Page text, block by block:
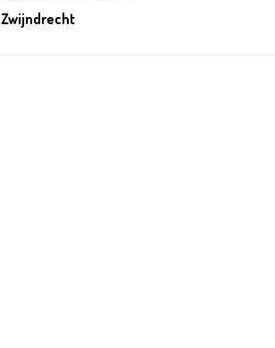
Zwijndrecht